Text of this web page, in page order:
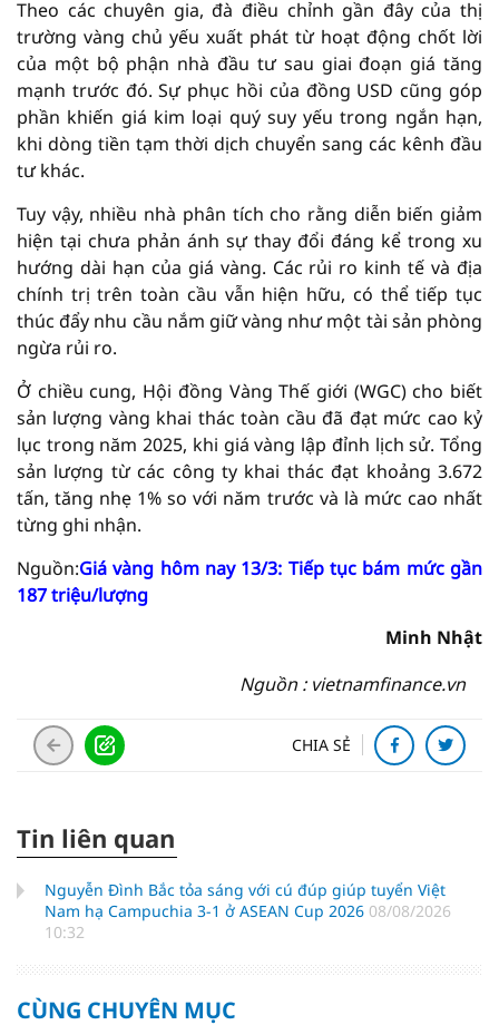
Theo các chuyên gia, đà điều chỉnh gần đây của thị
trường vàng chủ yếu xuất phát từ hoạt động chốt lời
của một bộ phận nhà đầu tư sau giai đoạn giá tăng
mạnh trước đó. Sự phục hồi của đồng USD cũng góp
phần khiến giá kim loại quý suy yếu trong ngắn hạn,
khi dòng tiền tạm thời dịch chuyển sang các kênh đầu
tư khác.
Tuy vậy, nhiều nhà phân tích cho rằng diễn biến giảm
hiện tại chưa phản ánh sự thay đổi đáng kể trong xu
hướng dài hạn của giá vàng. Các rủi ro kinh tế và địa
chính trị trên toàn cầu vẫn hiện hữu, có thể tiếp tục
thúc đẩy nhu cầu nắm giữ vàng như một tài sản phòng
ngừa rủi ro.
Ở chiều cung, Hội đồng Vàng Thế giới (WGC) cho biết
sản lượng vàng khai thác toàn cầu đã đạt mức cao kỷ
lục trong năm 2025, khi giá vàng lập đỉnh lịch sử. Tổng
sản lượng từ các công ty khai thác đạt khoảng 3.672
tấn, tăng nhẹ 1% so với năm trước và là mức cao nhất
từng ghi nhận.
Nguồn:Giá vàng hôm nay 13/3: Tiếp tục bám mức gần
187 triệu/lượng
Minh Nhật
Nguồn : vietnamfinance.vn
CHIA SẺ
Tin liên quan
Nguyễn Đình Bắc tỏa sáng với cú đúp giúp tuyển Việt
Nam hạ Campuchia 3-1 ở ASEAN Cup 2026 08/08/2026
10:32
CÙNG CHUYÊN MỤC